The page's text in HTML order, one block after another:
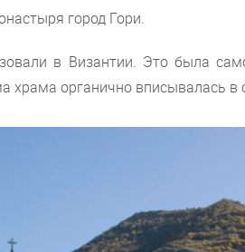
город Гори.
в Византии. Это была
храма органично вписывалась